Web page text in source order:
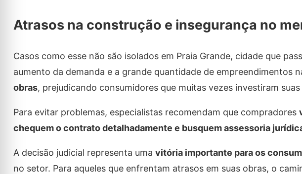
Atrasos na construção e insegurança no
Casos como esse não são isolados em Praia Grande, cidade que
aumento da demanda e a grande quantidade de empreendimentos
obras, prejudicando consumidores que muitas vezes investiram
Para evitar problemas, especialistas recomendam que compradores
chequem o contrato detalhadamente e busquem assessoria
A decisão judicial representa uma vitória importante para os
no setor. Para aqueles que enfrentam atrasos em suas obras, o